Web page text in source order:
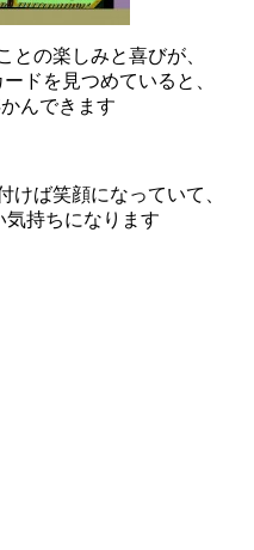
との楽しみと喜びが、
ドを見つめていると、
んできます
けば笑顔になっていて、
気持ちになります